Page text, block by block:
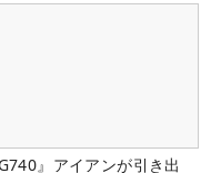
G740』アイアンが引き出